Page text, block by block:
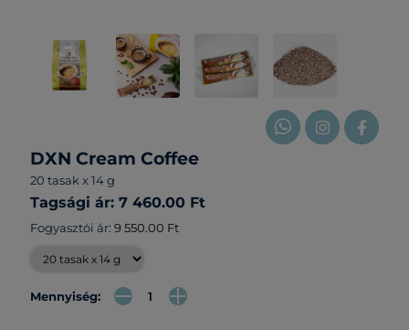
DXN Cream Coffee
20 tasak x 14 g
Tagsági ár: 7 460.00 Ft
Fogyasztói ár: 9 550.00 Ft
Mennyiség: